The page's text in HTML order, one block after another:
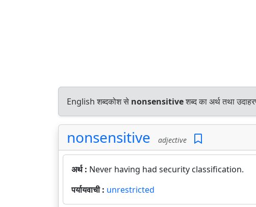
English शब्दकोश से nonsensitiveशब्द का अर्थ तथा
nonsensitive adjective
अर्थ : Never having had security classification.
पर्यायवाची : unrestricted